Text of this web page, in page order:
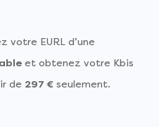
votre EURL d’une
et obtenez votre Kbis
de 297 €seulement.